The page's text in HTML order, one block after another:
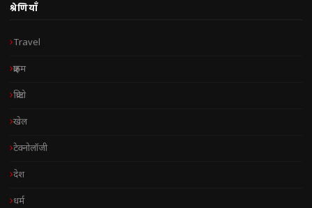
श्रेणियाँ
Travel
क्राइम
क्रिप्टो
खेल
टेक्नोलॉजी
देश
धर्म